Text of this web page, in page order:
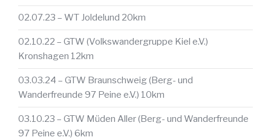
02.07.23 – WT Joldelund 20km
02.10.22 – GTW (Volkswandergruppe Kiel e.V.)
Kronshagen 12km
03.03.24 – GTW Braunschweig (Berg- und
Wanderfreunde 97 Peine e.V.) 10km
03.10.23 – GTW Müden Aller (Berg- und Wanderfreunde
97 Peine e.V.) 6km